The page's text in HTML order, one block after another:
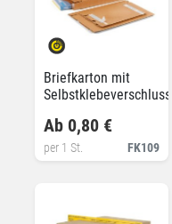
Briefkarton mit
Selbstklebeverschluss
FK109
Ab 0,80 €
per 1 St.